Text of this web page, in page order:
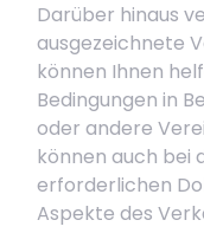
Darüber hinaus
ausgezeichnete
können Ihnen
Bedingungen in
oder andere
können auch bei
erforderlichen
Aspekte des